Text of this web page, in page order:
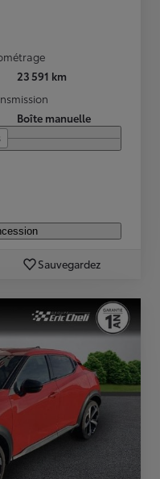
23 591 km
Boîte manuelle
Sauvegardez